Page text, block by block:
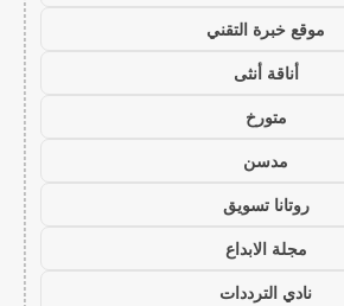
موقع خبرة التقني
أناقة أنثى
متورخ
مدسن
روتانا تسويق
مجلة الابداع
نادي الترددات